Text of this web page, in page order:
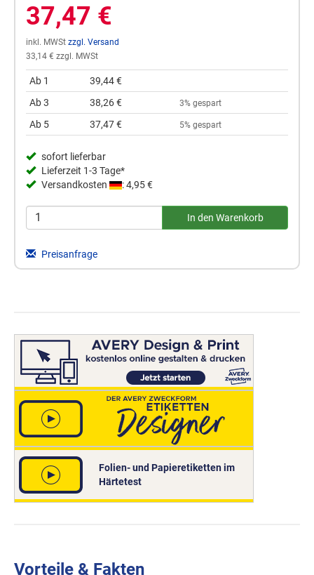
37,47 €
inkl. MWSt zzgl. Versand
33,14 € zzgl. MWSt
Ab 1
39,44 €
Ab 3
38,26 € 3% gespart
Ab 5 37,47 € 5% gespart
sofort lieferbar
Lieferzeit 1-3 Tage*
Versandkosten
: 4,95 €
Preisanfrage
Folien- und Papieretiketten im
Härtetest
Vorteile & Fakten